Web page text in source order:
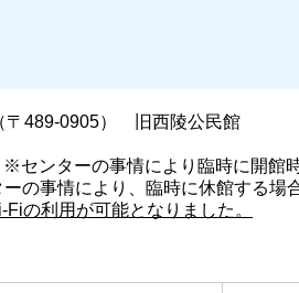
〒489-0905） 旧西陵公民館
ンターの事情により臨時に開館時
事情により、臨時に休館する場合
の利用が可能となりました。